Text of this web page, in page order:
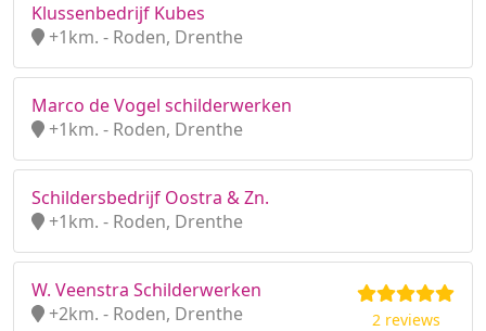
Klussenbedrijf Kubes
+1km. - Roden, Drenthe
Marco de Vogel schilderwerken
+1km. - Roden, Drenthe
Schildersbedrijf Oostra & Zn.
+1km. - Roden, Drenthe
W. Veenstra Schilderwerken
+2km. - Roden, Drenthe
2 reviews